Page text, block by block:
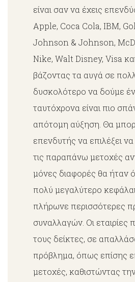
είναι σαν να έχεις
Apple, Coca Cola, IBM,
Johnson & Johnson,
Nike, Walt Disney, Visa
βάζοντας τα αυγά σε
δυσκολότερο να δούμε
ταυτόχρονα είναι πιο
απότομη αύξηση. Θα
επενδυτής να επιλέξει
τις παραπάνω μετοχές
μόνες διαφορές θα ήταν
πολύ μεγαλύτερο
πλήρωνε περισσότερες
συναλλαγών. Οι
τους δείκτες, σε
πρόβλημα, όπως επίσης
μετοχές, καθιστώντας